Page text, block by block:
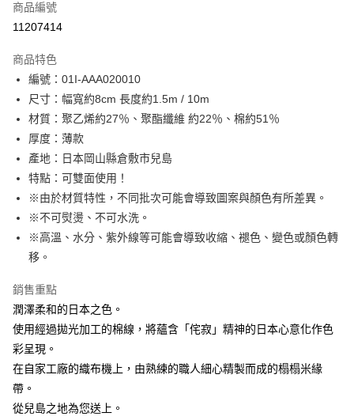
超商取貨付款
Apple Pay
街口支付
Google Pay
大哥付你分期
相關說明
【大哥付你分期使用說明】
1.本服務由台灣大哥大提供，台灣大哥大用戶可立即使用無須另外申請。
流程，驗證手機門號後，選擇欲分期的期數、繳款截止日，確認付款後即完
成交易。
4.訂單成立30分鐘內，如未前往確認交易或遇審核未通過，訂單將自動取
法說明評估內容。
【繳款方式說明】
1.分期款項不併入電信帳單，「大哥付你分期」於每月結算日後寄送繳費提
醒簡訊。
2.透過簡訊連結打開帳單後，可選擇「超商條碼／台灣大直營門市／銀行轉
帳／街口支付／iPASS MONEY」等通路繳費。
【注意事項】
AFTEE先享後付
相關說明
【關於「AFTEE先享後付」】
AFTEE先享後付是「在收到商品之後才付款」的支付方式。 讓您購物簡單
１．簡單：不需註冊會員、不需綁卡、不需儲值。
２．便利：只要手機號碼，簡訊認證，即可結帳。
【「AFTEE先享後付」結帳流程】
１．於結帳方式選擇「AFTEE先享後付」後，將跳轉至「AFTEE先享後付」
結帳頁面，進行簡訊認證並確認金額後，即可完成結帳。
２．訂單成立數日內，您將收到繳費通知簡訊。
３．收到繳費通知簡訊後14天內，點擊此簡訊中的連結，可透過四大超商／
ATM付款
全家取貨付款
每筆NT$65，滿NT$1,500(含以上)免運費
7-11取貨付款
每筆NT$65，滿NT$1,500(含以上)免運費
商品編號
11207414
商品特色
編號：01I-AAA020010
尺寸：幅寬約8cm 長度約1.5m / 10m
材質：聚乙烯約27％、聚酯纖維 約22％、棉約51％
厚度：薄款
產地：日本岡山縣倉敷市兒島
特點：可雙面使用！
※由於材質特性，不同批次可能會導致圖案與顏色有所差異。
※不可熨燙、不可水洗。
※高溫、水分、紫外線等可能會導致收縮、褪色、變色或顏色轉
移。
銷售重點
潤澤柔和的日本之色。
使用經過拋光加工的棉線，將蘊含「侘寂」精神的日本心意化作色
彩呈現。
在自家工廠的織布機上，由熟練的職人細心精製而成的榻榻米緣
帶。
從兒島之地為您送上。